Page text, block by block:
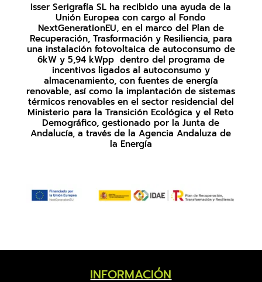
Isser Serigrafía SL ha recibido una ayuda de la
Unión Europea con cargo al Fondo
NextGenerationEU, en el marco del Plan de
Recuperación, Trasformación y Resiliencia, para
una instalación fotovoltaica de autoconsumo de
6kW y 5,94 kWpp dentro del programa de
incentivos ligados al autoconsumo y
almacenamiento, con fuentes de energía
renovable, así como la implantación de sistemas
térmicos renovables en el sector residencial del
Ministerio para la Transición Ecológica y el Reto
Demográfico, gestionado por la Junta de
Andalucía, a través de la Agencia Andaluza de
la Energía
INFORMACIÓN